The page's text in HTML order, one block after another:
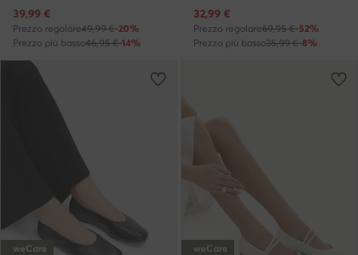
Prezzo attuale
39,99 €
Prezzo regolare49,99 €-20%
Prezzo più basso46,95 €-14%
Prezzo attuale
32,99 €
Prezzo regolare69,95 €-52%
Prezzo più basso35,99 €-8%
weCare
weCare